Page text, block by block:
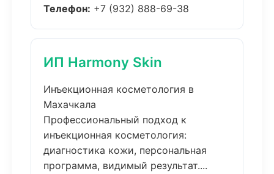
Телефон: +7 (932) 888-69-38
ИП Harmony Skin
Инъекционная косметология в
Махачкала
Профессиональный подход к
инъекционная косметология:
диагностика кожи, персональная
программа, видимый результат....